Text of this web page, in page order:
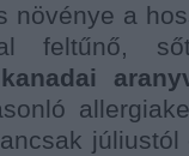
növénye a
feltűnő,
kanadai